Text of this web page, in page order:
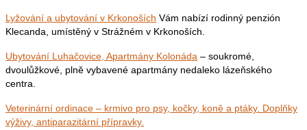
Lyžování a ubytování v Krkonoších Vám nabízí rodinný penzión
Klecanda, umístěný v Strážném v Krkonoších.
Ubytování Luhačovice, Apartmány Kolonáda – soukromé,
dvoulůžkové, plně vybavené apartmány nedaleko lázeňského
centra.
Veterinární ordinace – krmivo pro psy, kočky, koně a ptáky. Doplňky
výživy, antiparazitární přípravky.